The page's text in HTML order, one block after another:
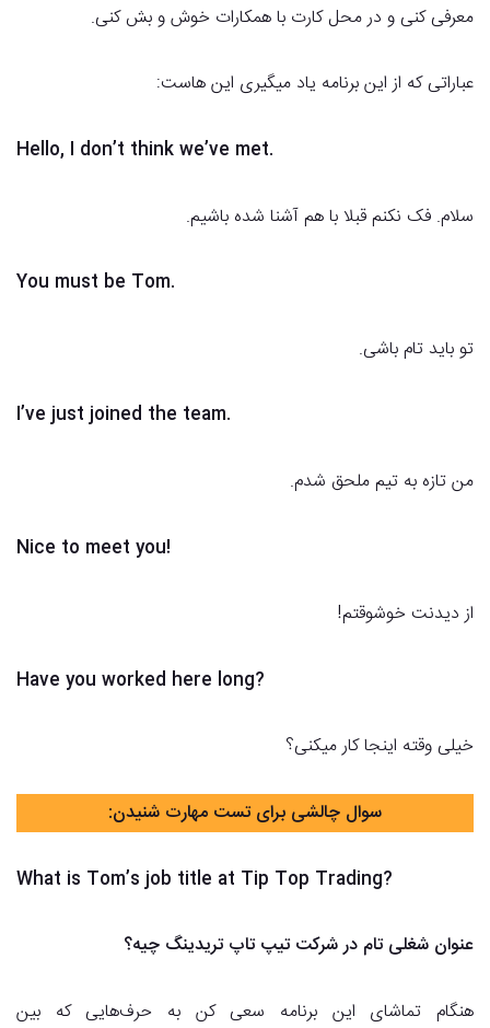
معرفی کنی و در محل کارت با همکارات خوش و بش کنی.
عباراتی که از این برنامه یاد میگیری این هاست:
Hello, I don’t think we’ve met.
سلام. فک نکنم قبلا با هم آشنا شده باشیم.
You must be Tom.
تو باید تام باشی.
I’ve just joined the team.
من تازه به تیم ملحق شدم.
Nice to meet you!
از دیدنت خوشوقتم!
Have you worked here long?
خیلی وقته اینجا کار میکنی؟
سوال چالشی برای تست مهارت شنیدن:
What is Tom’s job title at Tip Top Trading?
عنوان شغلی تام در شرکت تیپ تاپ تریدینگ چیه؟
هنگام تماشای این برنامه سعی کن به حرف‌هایی که بین